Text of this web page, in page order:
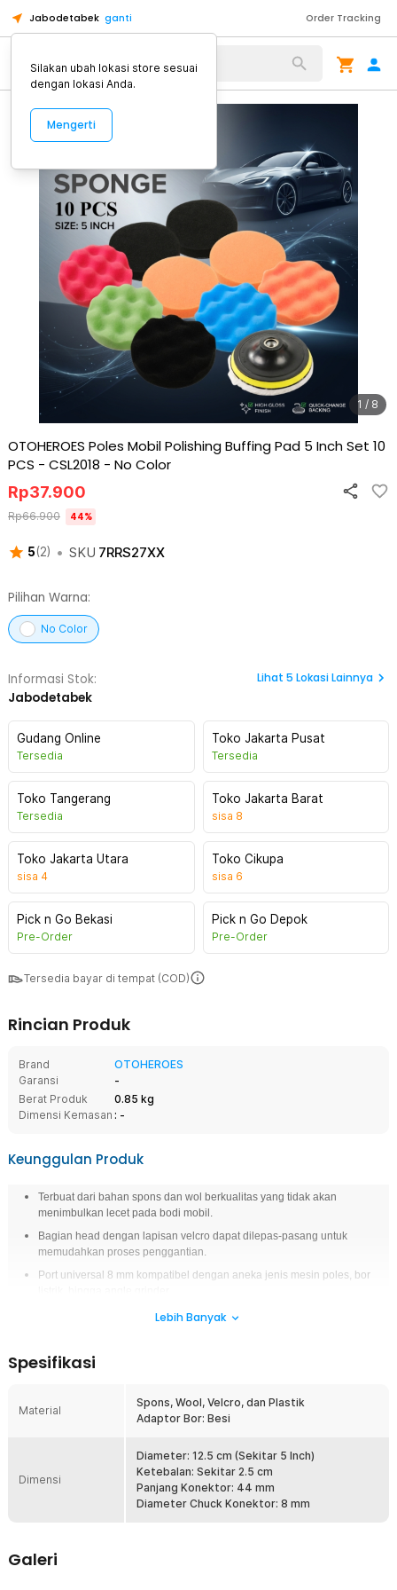
Jabodetabek ganti Order Tracking
Alat Kopi
1 / 8
OTOHEROES Poles Mobil Polishing Buffing Pad 5 Inch Set 10
PCS - CSL2018 - No Color
5(2) • SKU 7RRS27XX
Rp37.900
Rp66.900 44%
Pilihan Warna:
No Color
Informasi Stok:
Jabodetabek
Lihat 5 Lokasi Lainnya
Gudang Online
Tersedia
Toko Jakarta Pusat
Tersedia
Toko Tangerang
Tersedia
Toko Jakarta Barat
sisa 8
Toko Jakarta Utara
sisa 4
Toko Cikupa
sisa 6
Pick n Go Bekasi
Pre-Order
Pick n Go Depok
Pre-Order
Tersedia bayar di tempat (COD)
Rincian Produk
Brand
OTOHEROES
Garansi
-
Berat Produk
0.85 kg
Dimensi Kemasan : -
Keunggulan Produk
Terbuat dari bahan spons dan wol berkualitas yang tidak akan
menimbulkan lecet pada bodi mobil.
Bagian head dengan lapisan velcro dapat dilepas-pasang untuk
memudahkan proses penggantian.
Port universal 8 mm kompatibel dengan aneka jenis mesin poles, bor
Isi lebih banyak dengan 10 buah sponge polishing yang punya pola
Overview
berkualitas yang lembut, sehingga aman digunakan tanpa menimbulkan
goresan pada bodi mobil. Head dengan lapisan velcro dapat dilepas-
repot. Dilengkapi port universal 8 mm yang kompatibel dengan berbagai
mesin poles, bor listrik, hingga angle grinder, produk ini juga
menawarkan paket lengkap berisi 10 pad dengan tekstur berbeda untuk
hasil poles maksimal dan berkilau.
Bahan Lembut
Lebih Banyak
Spesifikasi
Material
Spons, Wool, Velcro, dan Plastik
Adaptor Bor: Besi
Dimensi
Diameter: 12.5 cm (Sekitar 5 Inch)
Ketebalan: Sekitar 2.5 cm
Panjang Konektor: 44 mm
Diameter Chuck Konektor: 8 mm
Galeri
Silakan ubah lokasi store sesuai
dengan lokasi Anda.
Mengerti